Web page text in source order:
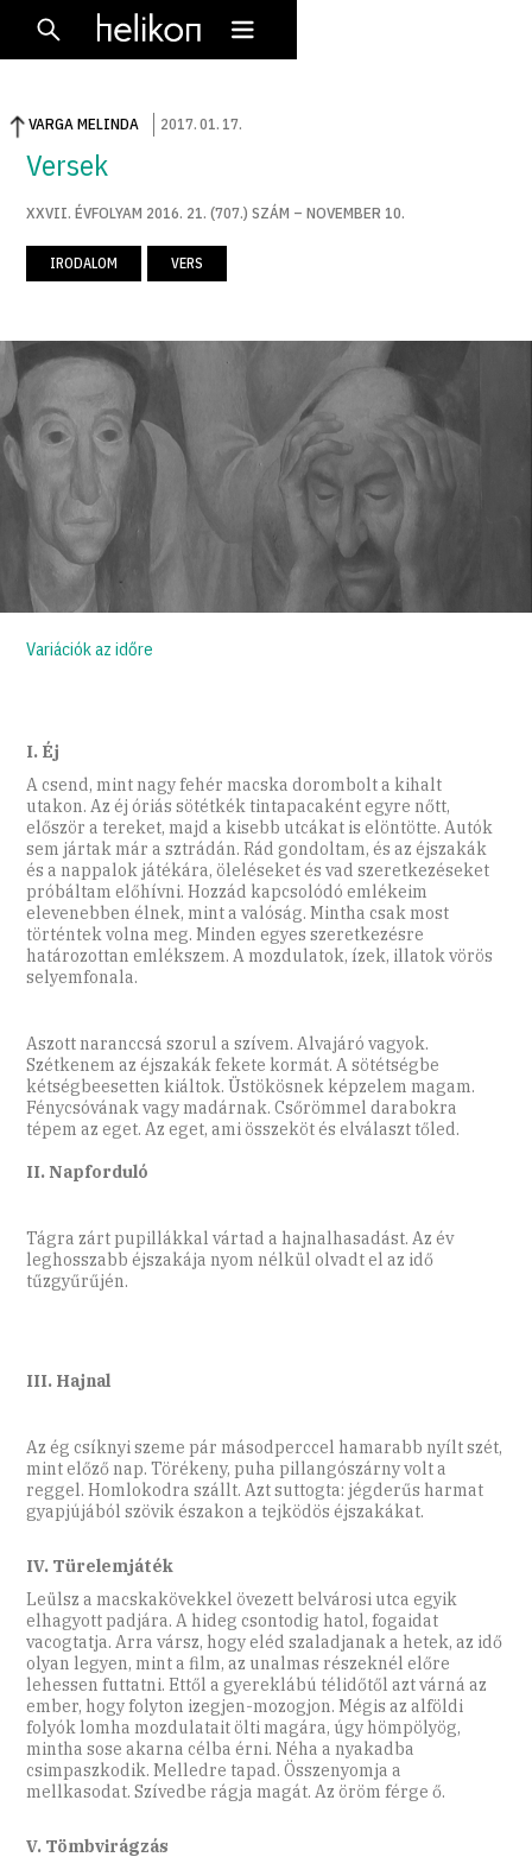
VARGA MELINDA 2017.01. 17.
Versek
XXVII. ÉVFOLYAM 2016. 21. (707.) SZÁM – NOVEMBER 10.
IRODALOM VERS
Variációk az időre
I. Éj
A csend, mint nagy fehér macska dorombolt a kihalt
utakon. Az éj óriás sötétkék tintapacaként egyre nőtt,
először a tereket, majd a kisebb utcákat is elöntötte. Autók
sem jártak már a sztrádán. Rád gondoltam, és az éjszakák
és a nappalok játékára, öleléseket és vad szeretkezéseket
próbáltam előhívni. Hozzád kapcsolódó emlékeim
elevenebben élnek, mint a valóság. Mintha csak most
történtek volna meg. Minden egyes szeretkezésre
határozottan emlékszem. A mozdulatok, ízek, illatok vörös
selyemfonala.
Aszott naranccsá szorul a szívem. Alvajáró vagyok.
Szétkenem az éjszakák fekete kormát. A sötétségbe
kétségbeesetten kiáltok. Üstökösnek képzelem magam.
Fénycsóvának vagy madárnak. Csőrömmel darabokra
tépem az eget. Az eget, ami összeköt és elválaszt tőled.
II. Napforduló
Tágra zárt pupillákkal vártad a hajnalhasadást. Az év
leghosszabb éjszakája nyom nélkül olvadt el az idő
tűzgyűrűjén.
III. Hajnal
Az ég csíknyi szeme pár másodperccel hamarabb nyílt szét,
mint előző nap. Törékeny, puha pillangószárny volt a
reggel. Homlokodra szállt. Azt suttogta: jégderűs harmat
gyapjújából szövik északon a tejködös éjszakákat.
IV. Türelemjáték
Leülsz a macskakövekkel övezett belvárosi utca egyik
elhagyott padjára. A hideg csontodig hatol, fogaidat
vacogtatja. Arra vársz, hogy eléd szaladjanak a hetek, az idő
olyan legyen, mint a film, az unalmas részeknél előre
lehessen futtatni. Ettől a gyereklábú télidőtől azt várná az
ember, hogy folyton izegjen-mozogjon. Mégis az alföldi
folyók lomha mozdulatait ölti magára, úgy hömpölyög,
mintha sose akarna célba érni. Néha a nyakadba
csimpaszkodik. Melledre tapad. Összenyomja a
mellkasodat. Szívedbe rágja magát. Az öröm férge ő.
V. Tömbvirágzás